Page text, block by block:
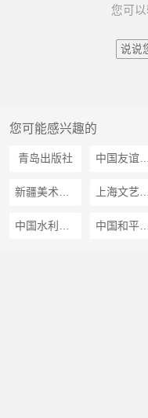
您可
说说
您可能感兴趣的
青岛出版社
中国和平出版社